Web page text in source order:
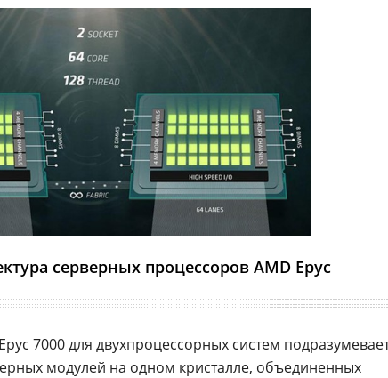
серверных процессоров AMD Epyc
7000 для двухпроцессорных систем
модулей на одном кристалле, объединенных